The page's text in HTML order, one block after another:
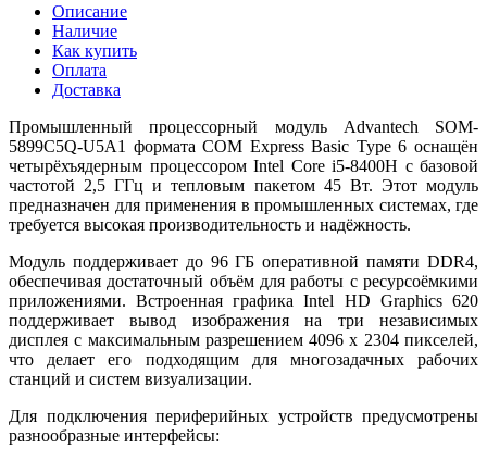
Описание
Наличие
Как купить
Оплата
Доставка
Промышленный процессорный модуль Advantech SOM-
5899C5Q-U5A1 формата COM Express Basic Type 6 оснащён
четырёхъядерным процессором Intel Core i5-8400H с базовой
частотой 2,5 ГГц и тепловым пакетом 45 Вт. Этот модуль
предназначен для применения в промышленных системах, где
требуется высокая производительность и надёжность.
Модуль поддерживает до 96 ГБ оперативной памяти DDR4,
обеспечивая достаточный объём для работы с ресурсоёмкими
приложениями. Встроенная графика Intel HD Graphics 620
поддерживает вывод изображения на три независимых
дисплея с максимальным разрешением 4096 x 2304 пикселей,
что делает его подходящим для многозадачных рабочих
станций и систем визуализации.
Для подключения периферийных устройств предусмотрены
разнообразные интерфейсы: